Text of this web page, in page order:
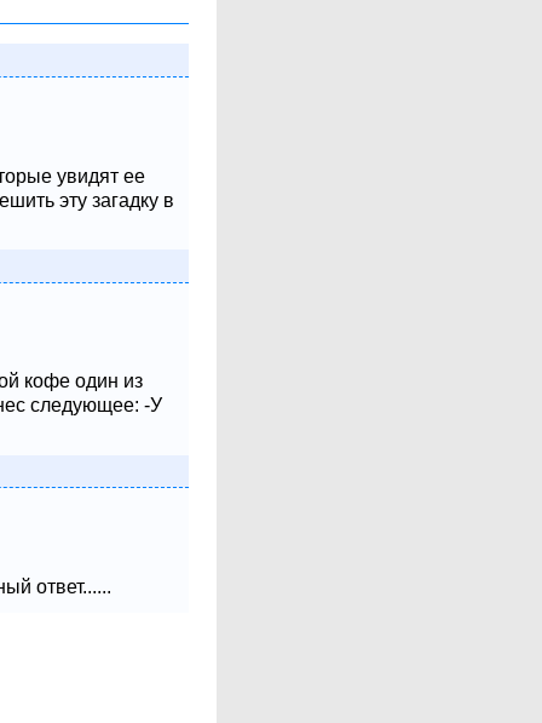
увидят ее
эту загадку в
кофе один из
следующее: -У
ответ......